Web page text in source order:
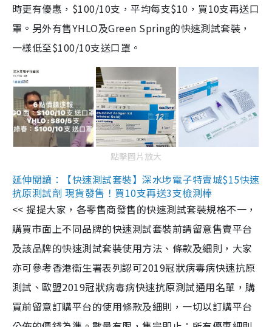
時更有優惠，$100/10支，平均每支$10，買10支再送口
罩。另外有售YHLO及Green Spring的快速測試套裝，
一樣低至$100/10支送口罩。
點擊圖片放大
延伸閱讀：【快速測試套裝】深水埗電子特賣城$15快速
抗原測試劑 現貨發售！買10支再送3支檢測棒
<< 提提大家，各零售商發售的快速測試套裝規格不一，
購買市面上不同品牌的快速測試套裝前請留意售賣平台
及該品牌的快速測試套裝使用方法、條款及細則，大家
亦可參考香港衞生署表列認可2019冠狀病毒病快速抗原
測試、歐盟2019冠狀病毒病快速抗原測試通用名單，購
買前留意訂購平台的使用條款及細則，一切以訂購平台